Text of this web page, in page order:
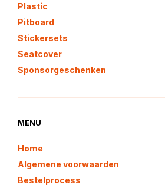
Plastic
Pitboard
Stickersets
Seatcover
Sponsorgeschenken
MENU
Home
Algemene voorwaarden
Bestelprocess